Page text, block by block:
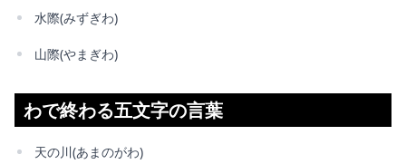
水際(みずぎわ)
山際(やまぎわ)
わで終わる五文字の言葉
天の川(あまのがわ)